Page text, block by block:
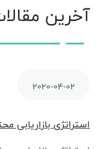
آخرین
2020-04-02
استراتژی بازاریابی